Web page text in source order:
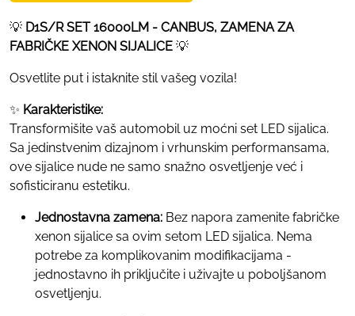
💡 D1S/R SET 16000LM - CANBUS, ZAMENA ZA
FABRIČKE XENON SIJALICE 💡
Osvetlite put i istaknite stil vašeg vozila!
✨ Karakteristike:
Transformišite vaš automobil uz moćni set LED sijalica.
Sa jedinstvenim dizajnom i vrhunskim performansama,
ove sijalice nude ne samo snažno osvetljenje već i
sofisticiranu estetiku.
Jednostavna zamena: Bez napora zamenite fabričke
xenon sijalice sa ovim setom LED sijalica. Nema
potrebe za komplikovanim modifikacijama -
jednostavno ih priključite i uživajte u poboljšanom
osvetljenju.